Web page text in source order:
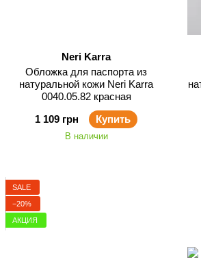
Neri Karra
Обложка для паспорта из
натуральной кожи Neri Karra
0040.05.82 красная
1 109 грн
Купить
В наличии
SALE
−20%
АКЦИЯ